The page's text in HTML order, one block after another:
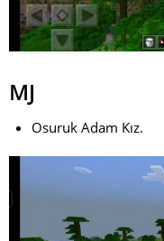
MJ
Osuruk Adam Kız.